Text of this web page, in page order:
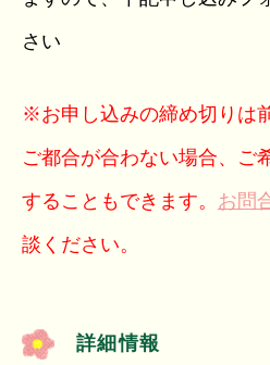
さい
※お申し込みの締め切りは
ご都合が合わない場合、ご
することもできます。 お問
談ください。
詳細情報